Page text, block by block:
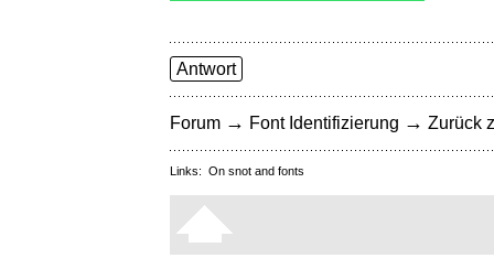
Antwort
Forum → Font Identifizierung → Zurück
Links: On snot and fonts